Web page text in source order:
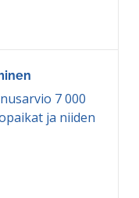
7 000
ja niiden